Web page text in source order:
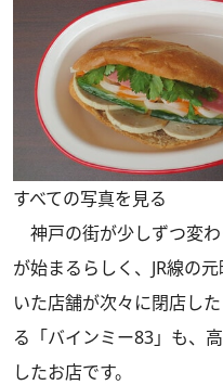
すべての写真を見る
神戸の街が少しずつ変
が始まるらしく、JR線の
いた店舗が次々に閉店し
る「バインミー83」も、
したお店です。